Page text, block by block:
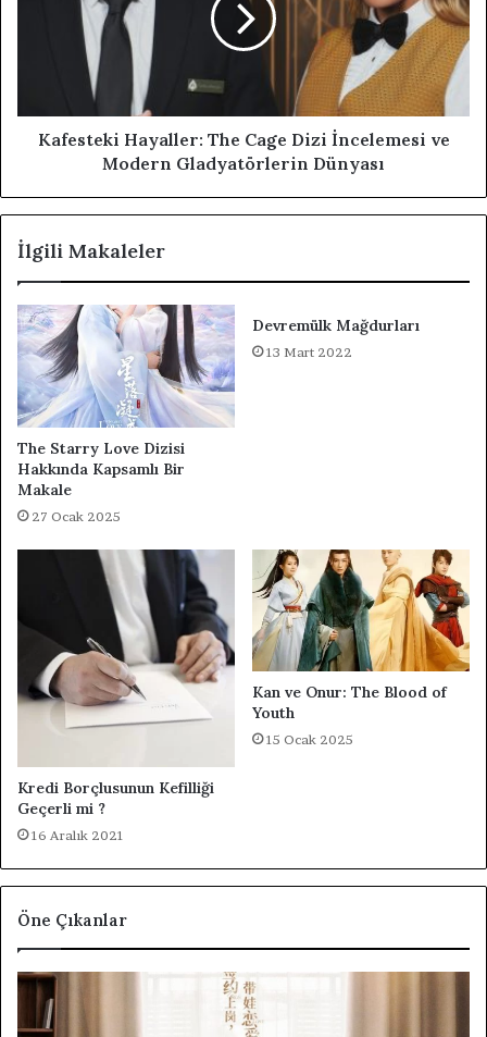
Kafesteki Hayaller: The Cage Dizi İncelemesi ve
Modern Gladyatörlerin Dünyası
İlgili Makaleler
The Starry Love Dizisi
Hakkında Kapsamlı Bir
Makale
27 Ocak 2025
Devremülk Mağdurları
13 Mart 2022
Kredi Borçlusunun Kefilliği
Geçerli mi ?
16 Aralık 2021
Kan ve Onur: The Blood of
Youth
15 Ocak 2025
Öne Çıkanlar
Unforgettable
Love
Tanıtım